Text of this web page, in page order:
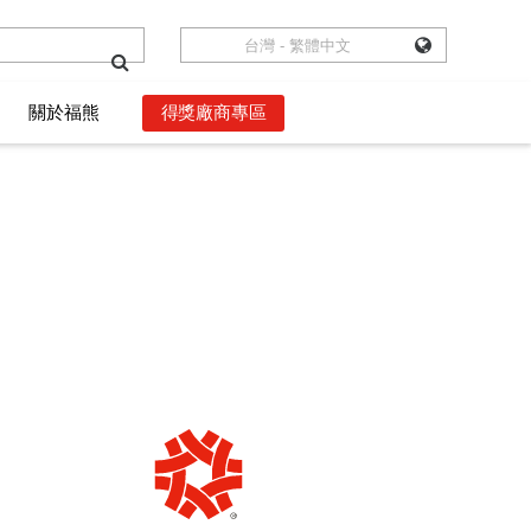
台灣 - 繁體中文
獲獎者權益
影音頻道
語錄
關於福熊 得獎廠商專區
台灣 - 繁體中文
獲獎者權益
影音頻道
語錄
關於福熊 得獎廠商專區